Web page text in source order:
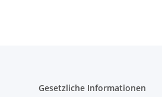
Gesetzliche Informationen